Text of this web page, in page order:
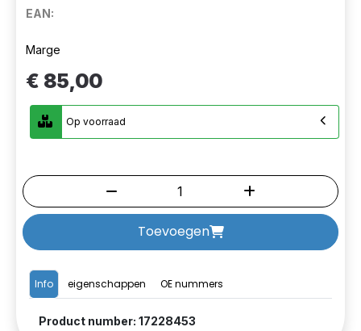
EAN:
Info eigenschappen OE nummers
Product number: 17228453
Marge
€ 85,00
Op voorraad
Toevoegen